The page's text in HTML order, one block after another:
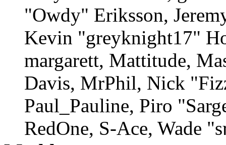
"Owdy" Eriksson,
Kevin "greyknight17"
margarett, Mattitude,
Davis, MrPhil, Nick
Paul_Pauline, Piro
RedOne, S-Ace, Wade